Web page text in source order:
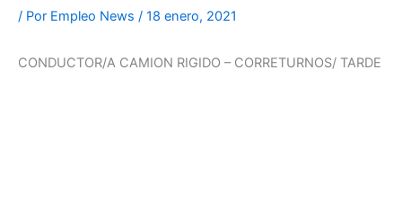
/ Por Empleo News / 18 enero, 2021
CONDUCTOR/A CAMION RIGIDO – CORRETURNOS/ TARDE